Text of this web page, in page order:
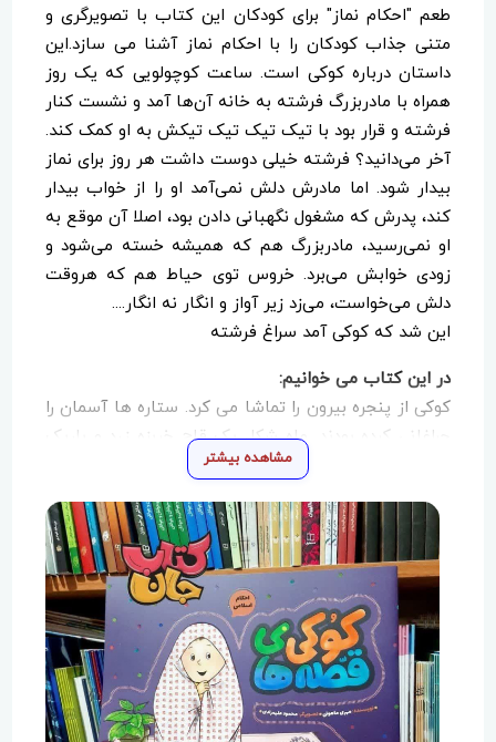
طعم "احکام نماز" برای کودکان این کتاب با تصویرگری و
متنی جذاب کودکان را با احکام نماز آشنا می‌ سازد.این
داستان درباره کوکی است. ساعت کوچولویی که یک روز
همراه با مادربزرگ فرشته به خانه آن‌ها آمد و نشست کنار
فرشته و قرار بود با تیک تیک تیک تیکش به او کمک کند.
آخر می‌دانید؟ فرشته خیلی دوست داشت هر روز برای نماز
بیدار شود. اما مادرش دلش نمی‌آمد او را از خواب بیدار
کند، پدرش که مشغول نگهبانی دادن بود، اصلا آن موقع به
او نمی‌رسید، مادربزرگ هم که همیشه خسته می‌شود و
زودی خوابش می‌برد. خروس توی حیاط هم که هروقت
دلش می‌خواست، می‌زد زیر آواز و انگار نه انگار....
این شد که کوکی آمد سراغ فرشته
در این کتاب می خوانیم:
کوکی از پنجره بیرون را تماشا می کرد. ستاره ها آسمان را
چراغانی کرده بودند. ماه شکل یک قاچ خربزه زرد و باریک
شده بود و آن بالا بالاها می درخشید
مشاهده بیشتر